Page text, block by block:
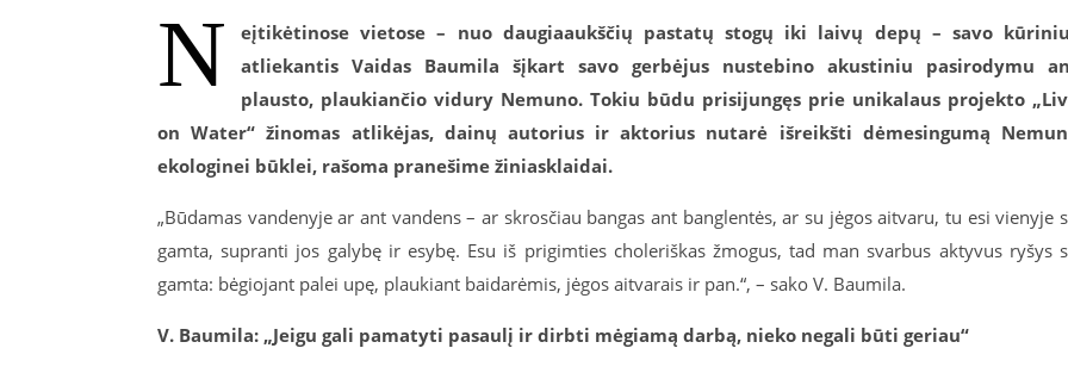
N
eįtikėtinose vietose – nuo daugiaaukščių pastatų stogų iki laivų depų – savo
atliekantis Vaidas Baumila šįkart savo gerbėjus nustebino akustiniu pasirodymu
plausto, plaukiančio vidury Nemuno. Tokiu būdu prisijungęs prie unikalaus projekto
on Water“ žinomas atlikėjas, dainų autorius ir aktorius nutarė išreikšti dėmesingumą
ekologinei būklei, rašoma pranešime žiniasklaidai.
„Būdamas vandenyje ar ant vandens – ar skrosčiau bangas ant banglentės, ar su jėgos aitvaru, tu esi vienyje
gamta, supranti jos galybę ir esybę. Esu iš prigimties choleriškas žmogus, tad man svarbus aktyvus ryšys
gamta: bėgiojant palei upę, plaukiant baidarėmis, jėgos aitvarais ir pan.“, – sako V. Baumila.
V. Baumila: „Jeigu gali pamatyti pasaulį ir dirbti mėgiamą darbą, nieko negali būti geriau“